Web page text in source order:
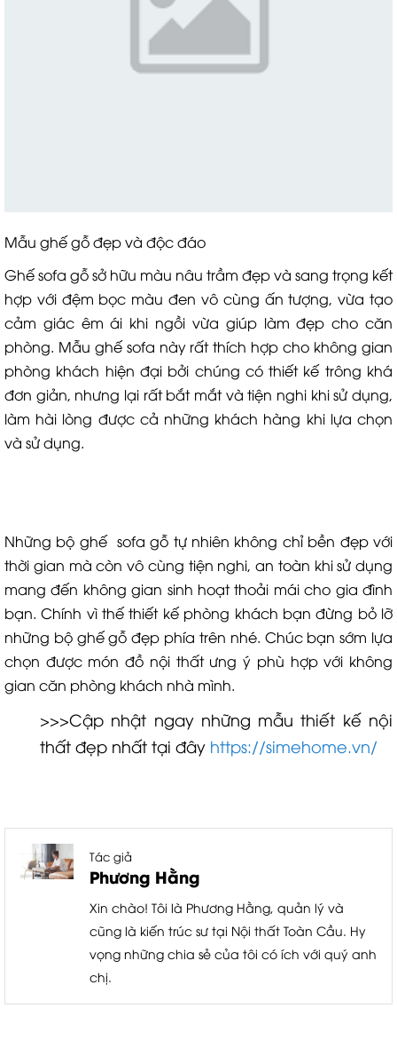
Mẫu ghế gỗ đẹp và độc đáo
Ghế sofa gỗ sở hữu màu nâu trầm đẹp và sang trọng kết
hợp với đệm bọc màu đen vô cùng ấn tượng, vừa tạo
cảm giác êm ái khi ngồi vừa giúp làm đẹp cho căn
phòng. Mẫu ghế sofa này rất thích hợp cho không gian
phòng khách hiện đại bởi chúng có thiết kế trông khá
đơn giản, nhưng lại rất bắt mắt và tiện nghi khi sử dụng,
làm hài lòng được cả những khách hàng khi lựa chọn
và sử dụng.
Những bộ ghế sofa gỗ tự nhiên không chỉ bền đẹp với
thời gian mà còn vô cùng tiện nghi, an toàn khi sử dụng
mang đến không gian sinh hoạt thoải mái cho gia đình
bạn. Chính vì thế thiết kế phòng khách bạn đừng bỏ lỡ
những bộ ghế gỗ đẹp phía trên nhé. Chúc bạn sớm lựa
chọn được món đồ nội thất ưng ý phù hợp với không
gian căn phòng khách nhà mình.
>>>Cập nhật ngay những mẫu thiết kế nội
thất đẹp nhất tại đây https://simehome.vn/
Tác giả
Phương Hằng
Xin chào! Tôi là Phương Hằng, quản lý và
cũng là kiến trúc sư tại Nội thất Toàn Cầu. Hy
vọng những chia sẻ của tôi có ích với quý anh
chị.